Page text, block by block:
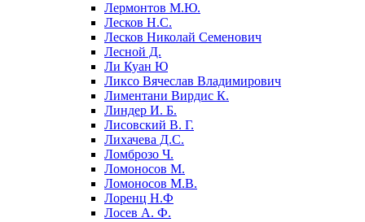
Лермонтов М.Ю.
Лесков Н.С.
Лесков Николай Семенович
Лесной Д.
Ли Куан Ю
Ликсо Вячеслав Владимирович
Лиментани Вирдис К.
Линдер И. Б.
Лисовский В. Г.
Лихачева Д.С.
Ломброзо Ч.
Ломоносов М.
Ломоносов М.В.
Лоренц Н.Ф
Лосев А. Ф.